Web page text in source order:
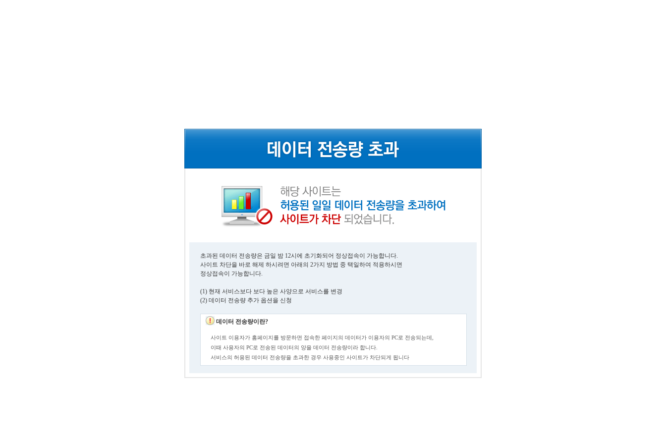
초과된 데이터 전송량은 금일 밤 12시에 초기화되어 정상접속이 가능합니다.
사이트 차단을 바로 해제 하시려면 아래의 2가지 방법 중 택일하여 적용하시면
정상접속이 가능합니다.
(1) 현재 서비스보다 보다 높은 사양으로 서비스를 변경
(2) 데이터 전송량 추가 옵션을 신청
데이터 전송량이란?
사이트 이용자가 홈페이지를 방문하면 접속한 페이지의 데이터가 이용자의 PC로 전송되는데,
이때 사용자의 PC로 전송된 데이터의 양을 데이터 전송량이라 합니다.
서비스의 허용된 데이터 전송량을 초과한 경우 사용중인 사이트가 차단되게 됩니다